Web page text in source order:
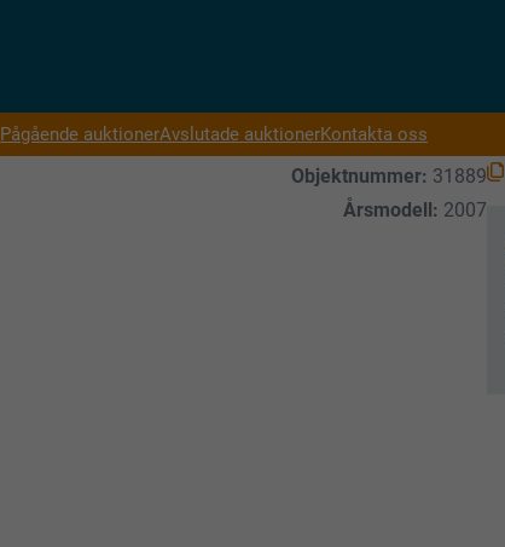
Pågående auktionerAvslutade auktionerKontakta oss
Objektnummer: 31889
Årsmodell: 2007